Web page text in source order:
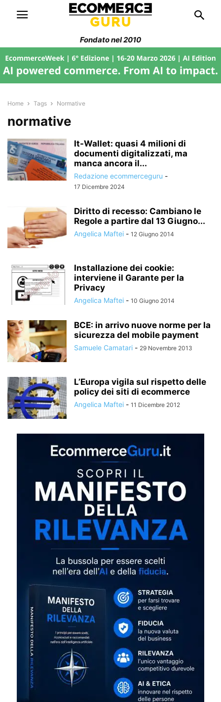
Fondato nel 2010
Home Tags Normative
normative
It-Wallet: quasi 4 milioni di
documenti digitalizzati, ma
manca ancora il...
Redazione ecommerceguru -
17 Dicembre 2024
Diritto di recesso: Cambiano le
Regole a partire dal 13 Giugno...
Angelica Maftei - 12 Giugno 2014
Installazione dei cookie:
interviene il Garante per la
Privacy
Angelica Maftei - 10 Giugno 2014
BCE: in arrivo nuove norme per la
sicurezza del mobile payment
Samuele Camatari - 29 Novembre 2013
L’Europa vigila sul rispetto delle
policy dei siti di ecommerce
Angelica Maftei - 11 Dicembre 2012